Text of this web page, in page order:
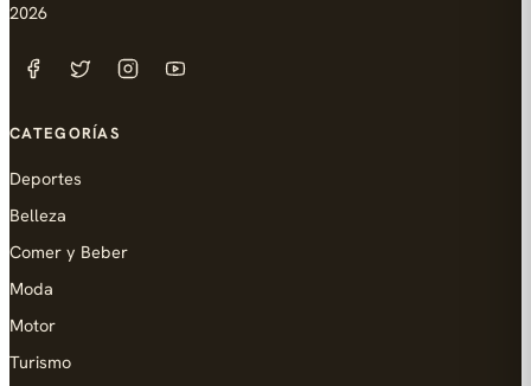
2026
CATEGORÍAS
Deportes
Belleza
Comer y Beber
Moda
Motor
Turismo